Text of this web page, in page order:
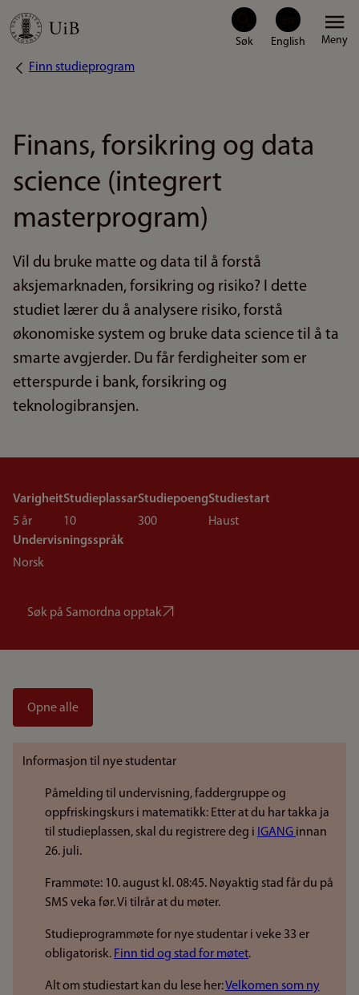
Hopp
hovedinnhold
Meny
Navigasjonssti
Finn studieprogram
Finans, forsikring og data
science (integrert
masterprogram)
Vil du bruke matte og data til å forstå
aksjemarknaden, forsikring og risiko? I dette
studiet lærer du å analysere risiko, forstå
økonomiske system og bruke data science til å ta
smarte avgjerder. Du får ferdigheiter som er
etterspurde i bank, forsikring og
teknologibransjen.
Varigheit
5 år
Studieplassar
10
Studiepoeng
300
Studiestart
Haust
Undervisningsspråk
Norsk
Søk på Samordna opptak
Opne alle
Informasjon til nye studentar
Påmelding til undervisning, faddergruppe og
oppfriskingskurs i matematikk: Etter at du har takka ja
til studieplassen, skal du registrere deg i IGANG innan
26. juli.
Frammøte: 10. august kl. 08:45. Nøyaktig stad får du på
SMS veka før. Vi tilrår at du møter.
Studieprogrammøte for nye studentar i veke 33 er
obligatorisk. Finn tid og stad for møtet.
Alt om studiestart kan du lese her:Velkomen som ny